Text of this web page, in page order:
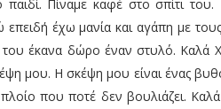
Πίναμε καφέ στο σπίτι
επειδή έχω μανία και αγάπη με
του έκανα δώρο έναν στυλό. Καλά
μου. Η σκέψη μου είναι ένας
που ποτέ δεν βουλιάζει.